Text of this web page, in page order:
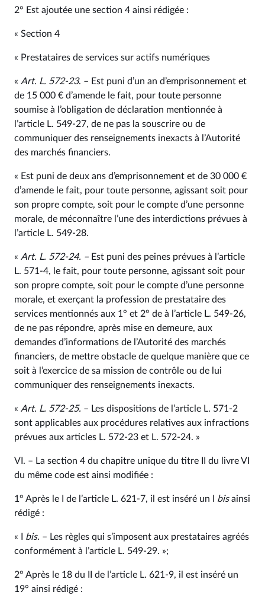
2° Est ajoutée une section 4 ainsi rédigée :
« Section 4
« Prestataires de services sur actifs numériques
« Art. L. 572‑23. – Est puni d’un an d’emprisonnement et
de 15 000 € d’amende le fait, pour toute personne
soumise à l’obligation de déclaration mentionnée à
l’article L. 549‑27, de ne pas la souscrire ou de
communiquer des renseignements inexacts à l’Autorité
des marchés financiers.
« Est puni de deux ans d’emprisonnement et de 30 000 €
d’amende le fait, pour toute personne, agissant soit pour
son propre compte, soit pour le compte d’une personne
morale, de méconnaître l’une des interdictions prévues à
l’article L. 549‑28.
« Art. L. 572‑24. – Est puni des peines prévues à l’article
L. 571‑4, le fait, pour toute personne, agissant soit pour
son propre compte, soit pour le compte d’une personne
morale, et exerçant la profession de prestataire des
services mentionnés aux 1° et 2° de à l’article L. 549‑26,
de ne pas répondre, après mise en demeure, aux
demandes d’informations de l’Autorité des marchés
financiers, de mettre obstacle de quelque manière que ce
soit à l’exercice de sa mission de contrôle ou de lui
communiquer des renseignements inexacts.
« Art. L. 572‑25. – Les dispositions de l’article L. 571‑2
sont applicables aux procédures relatives aux infractions
prévues aux articles L. 572‑23 et L. 572‑24. »
VI. – La section 4 du chapitre unique du titre II du livre VI
du même code est ainsi modifiée :
1° Après le I de l’article L. 621‑7, il est inséré un I bisainsi
rédigé :
« I bis. – Les règles qui s’imposent aux prestataires agréés
conformément à l’article L. 549‑29. »;
2° Après le 18 du II de l’article L. 621‑9, il est inséré un
19° ainsi rédigé :